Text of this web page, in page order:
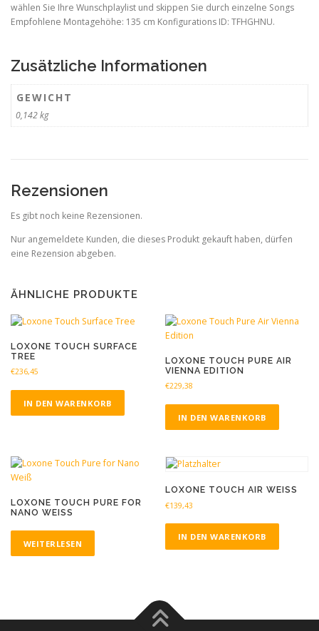
wählen Sie Ihre Wunschplaylist und skippen Sie durch einzelne Songs
Empfohlene Montagehöhe: 135 cm Konfigurations ID: TFHGHNU.
Zusätzliche Informationen
GEWICHT
0,142 kg
Rezensionen
Es gibt noch keine Rezensionen.
Nur angemeldete Kunden, die dieses Produkt gekauft haben, dürfen
eine Rezension abgeben.
ÄHNLICHE PRODUKTE
LOXONE TOUCH SURFACE
TREE
€236,45
IN DEN WARENKORB
LOXONE TOUCH PURE AIR
VIENNA EDITION
€229,38
IN DEN WARENKORB
LOXONE TOUCH PURE FOR
NANO WEISS
WEITERLESEN
LOXONE TOUCH AIR WEISS
€139,43
IN DEN WARENKORB